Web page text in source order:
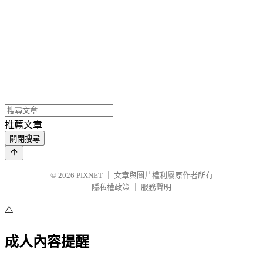
推薦文章
關閉搜尋
© 2026 PIXNET
文章與圖片權利屬原作者所有
隱私權政策
服務聲明
⚠️
成人內容提醒